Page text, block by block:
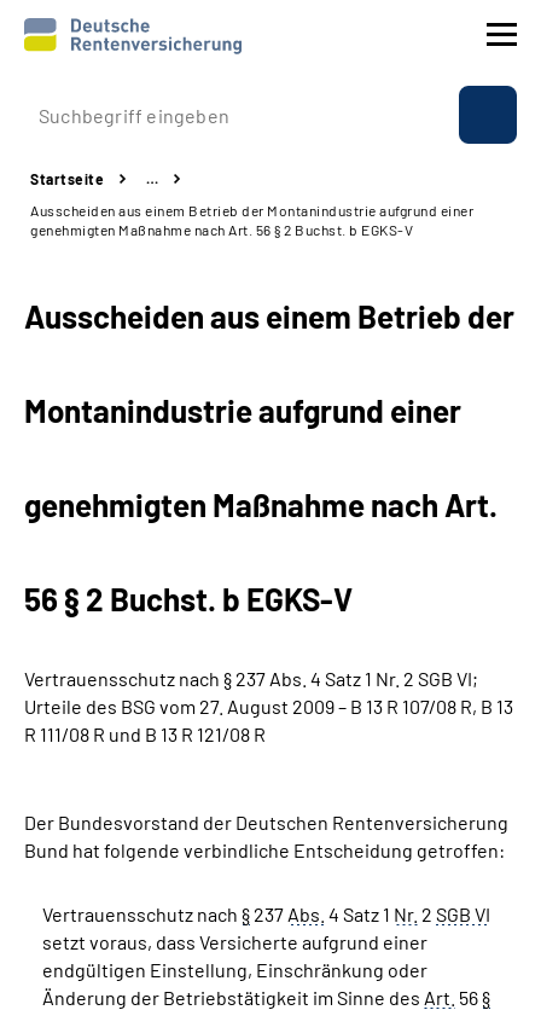
Prävention
Reha
Beratung & Kontakt
Experten
Suche
Inhalte in Gebärdensprache (DGS)
Startseite
…
Ausscheiden aus einem Betrieb der Montanindustrie aufgrund einer
genehmigten Maßnahme nach Art. 56 § 2 Buchst. b EGKS-V
Ausscheiden aus einem Betrieb der
Montanindustrie aufgrund einer
genehmigten Maßnahmenach Art.
56 § 2 Buchst. b EGKS-V
Vertrauensschutz nach § 237 Abs. 4 Satz 1 Nr. 2 SGB VI;
Urteile des BSG vom 27. August 2009 – B 13 R 107/08 R, B 13
R 111/08 R und B 13 R 121/08 R
Der Bundesvorstand der Deutschen Rentenversicherung
Bund hat folgende verbindliche Entscheidung getroffen:
Vertrauensschutz nach § 237 Abs. 4 Satz 1 Nr. 2 SGB VI
setzt voraus, dass Versicherte aufgrund einer
endgültigen Einstellung, Einschränkung oder
Änderung der Betriebstätigkeit im Sinne des Art. 56§